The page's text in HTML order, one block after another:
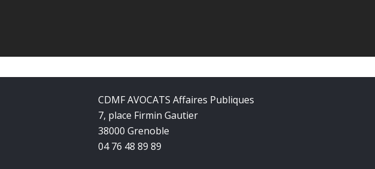
CDMF AVOCATS Affaires Publiques
7, place Firmin Gautier
38000 Grenoble
04 76 48 89 89